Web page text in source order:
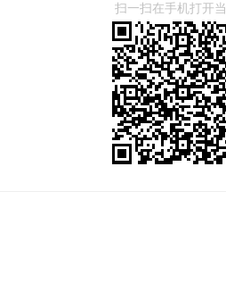
扫一扫在手机打开